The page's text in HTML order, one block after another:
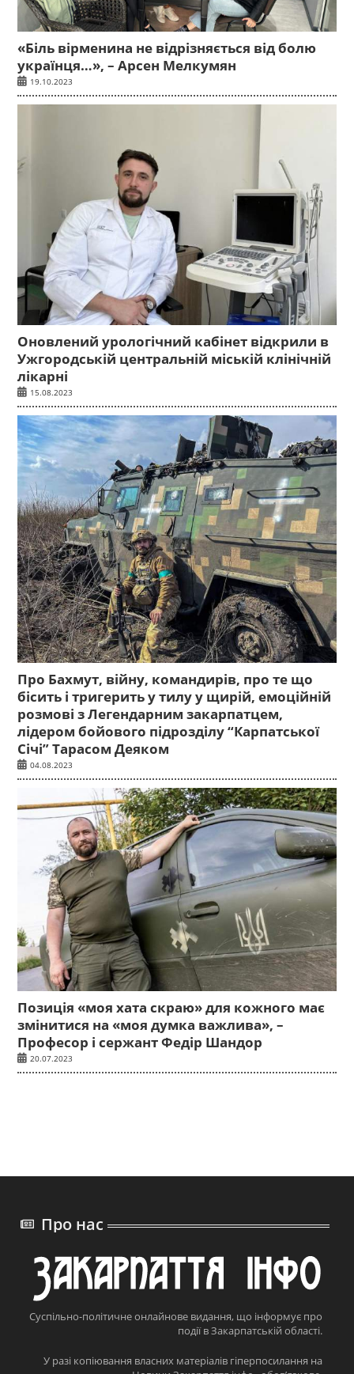
«Біль вірменина не відрізняється від болю
українця…», – Арсен Мелкумян
19.10.2023
Оновлений урологічний кабінет відкрили в
Ужгородській центральній міській клінічній
лікарні
15.08.2023
Про Бахмут, війну, командирів, про те що
бісить і тригерить у тилу у щирій, емоційній
розмові з Легендарним закарпатцем,
лідером бойового підрозділу “Карпатської
Січі” Тарасом Деяком
04.08.2023
Позиція «моя хата скраю» для кожного має
змінитися на «моя думка важлива», –
Професор і сержант Федір Шандор
20.07.2023
Про нас
Суспільно-політичне онлайнове видання, що інформує про
події в Закарпатській області.
У разі копіювання власних матеріалів гіперпосилання на